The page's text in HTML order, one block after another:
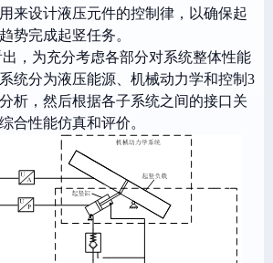
来设计液压元件的控制律，以确保起
势完成起竖任务。
出，为充分考虑各部分对系统整体性能
统分为液压能源、机械动力学和控制3
析，然后根据各子系统之间的接口关
合性能仿真和评价。